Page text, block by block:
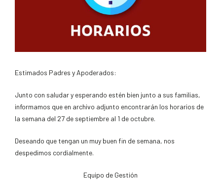
Estimados Padres y Apoderados:
Junto con saludar y esperando estén bien junto a sus familias,
informamos que en archivo adjunto encontrarán los horarios de
la semana del 27 de septiembre al 1 de octubre.
Deseando que tengan un muy buen fin de semana, nos
despedimos cordialmente.
Equipo de Gestión